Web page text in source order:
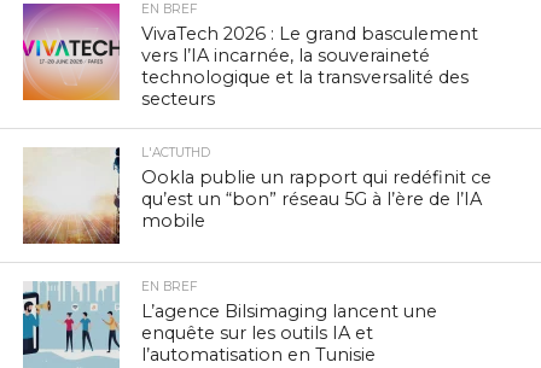
EN BREF
VivaTech 2026 : Le grand basculement
vers l’IA incarnée, la souveraineté
technologique et la transversalité des
secteurs
L'ACTUTHD
Ookla publie un rapport qui redéfinit ce
qu’est un “bon” réseau 5G à l’ère de l’IA
mobile
EN BREF
L’agence Bilsimaging lancent une
enquête sur les outils IA et
l’automatisation en Tunisie